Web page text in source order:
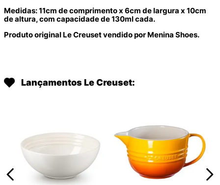
Medidas: 11cm de comprimento x 6cm de largura x 10cm
de altura, com capacidade de 130ml cada.
Produto original Le Creuset vendido por Menina Shoes.
Lançamentos Le Creuset: